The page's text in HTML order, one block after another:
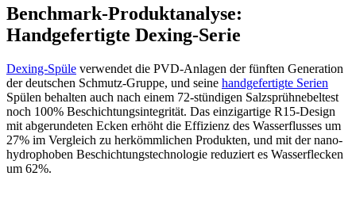
Benchmark-Produktanalyse:
Handgefertigte Dexing-Serie
Dexing-Spüle verwendet die PVD-Anlagen der fünften Generation
der deutschen Schmutz-Gruppe, und seine handgefertigte Serien
Spülen behalten auch nach einem 72-stündigen Salzsprühnebeltest
noch 100% Beschichtungsintegrität. Das einzigartige R15-Design
mit abgerundeten Ecken erhöht die Effizienz des Wasserflusses um
27% im Vergleich zu herkömmlichen Produkten, und mit der nano-
hydrophoben Beschichtungstechnologie reduziert es Wasserflecken
um 62%.